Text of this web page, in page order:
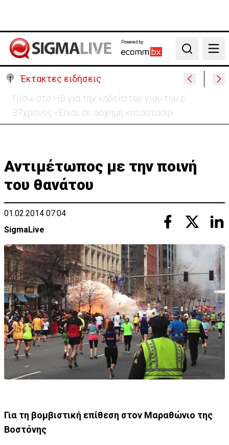
Powered by:
Search
Έκτακτες ειδήσεις
«Ήταν πολύ στενά.. οπότε κατεβήκαμε και
σταθήκαμε ακριβώς πάνω απ’ το πτώμα»
Αντιμέτωπος με την ποινή
του θανάτου
01.02.2014 07:04
SigmaLive
Για τη βομβιστική επίθεση στον Μαραθώνιο της
Βοστόνης